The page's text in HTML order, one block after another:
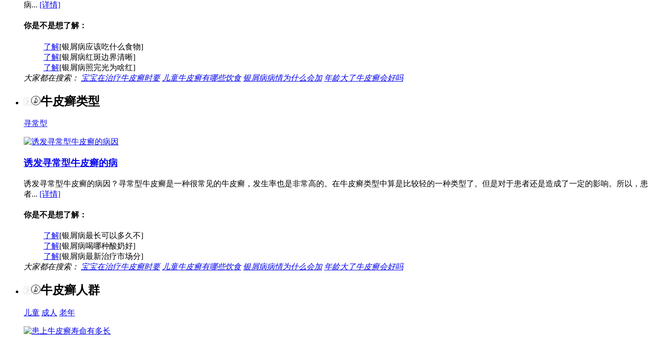
病... [详情]
你是不是想了解：
了解[银屑病应该吃什么食物]
了解[银屑病红斑边界清晰]
了解[银屑病照完光为啥红]
大家都在搜索：
宝宝在治疗牛皮癣时要 儿童牛皮癣有哪些饮食 银屑病病情为什么会加 年龄大了牛皮癣会好吗
牛皮癣类型
寻常型
诱发寻常型牛皮癣的病
诱发寻常型牛皮癣的病因？寻常型牛皮癣是一种很常见的牛皮癣，发生率也是非常高的。在牛皮癣类型中算是比较轻的一种类型了。但是对于患者还是造成了一定的影响。所以，患
者... [详情]
你是不是想了解：
了解[银屑病最长可以多久不]
了解[银屑病喝哪种酸奶好]
了解[银屑病最新治疗市场分]
大家都在搜索：
宝宝在治疗牛皮癣时要 儿童牛皮癣有哪些饮食 银屑病病情为什么会加 年龄大了牛皮癣会好吗
牛皮癣人群
儿童 成人 老年